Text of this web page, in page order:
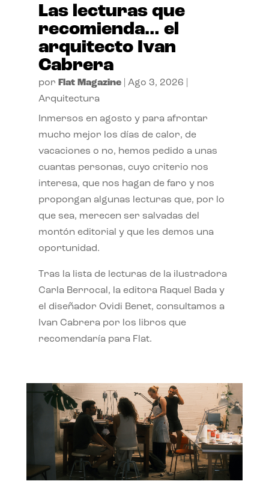
Las lecturas que
recomienda… el
arquitecto Ivan
Cabrera
por Flat Magazine| Ago 3, 2026
Arquitectura
Inmersos en agosto y para afrontar
mucho mejor los días de calor, de
vacaciones o no, hemos pedido a unas
cuantas personas, cuyo criterio nos
interesa, que nos hagan de faro y nos
propongan algunas lecturas que, por lo
que sea, merecen ser salvadas del
montón editorial y que les demos una
oportunidad.
Tras la lista de lecturas de la ilustradora
Carla Berrocal, la editora Raquel Bada y
el diseñador Ovidi Benet, consultamos a
Ivan Cabrera por los libros que
recomendaría para Flat.